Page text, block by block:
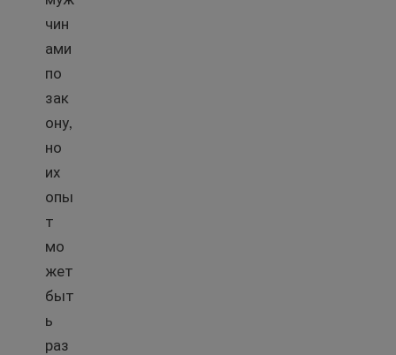
чин
ами
по
зак
ону,
но
их
опы
т
мо
жет
быт
ь
раз